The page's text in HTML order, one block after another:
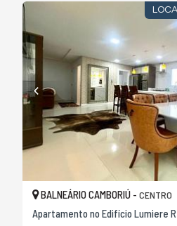
BALNEÁRIO CAMBORIÚ - CENTRO
Apartamento no Edifício Lumiere